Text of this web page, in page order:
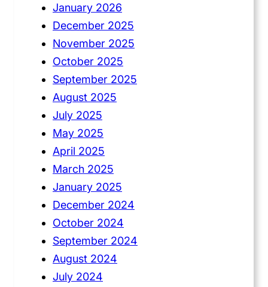
January 2026
December 2025
November 2025
October 2025
September 2025
August 2025
July 2025
May 2025
April 2025
March 2025
January 2025
December 2024
October 2024
September 2024
August 2024
July 2024